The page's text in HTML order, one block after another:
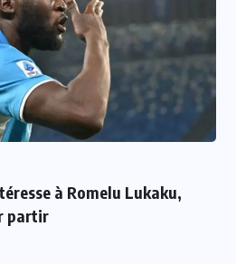
à Romelu Lukaku,
partir